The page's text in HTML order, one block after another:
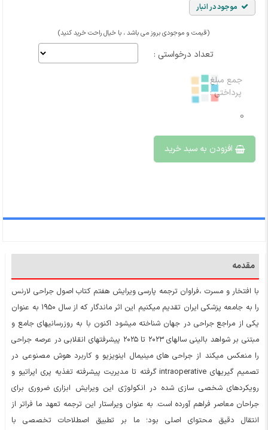
موجود در انبار
(قیمت و موجودی بروز می باشد ، با خیال راحت خرید کنید)
تعداد درخواستی :
جمع مبلغ
پرداختی :
0
افزودن به سبد خرید
مقدمه
با افتخار و مسرت ،فراوان ترجمه پارسی ویرایش هفتم کتاب اصول جراحی لارنس
را به جامعه پزشکی ایران تقدیم میکنیم این اثر ماندگار که از سال ۱۹۵۰ به عنوان
یکی از مراجع جراحی در جهان شناخته میشود اکنون با به روزرسانیهای جامع و
مبتنی بر شواهد بالینی سالهای ۲۰۲۳ تا ۲۰۲۵ پیشرفتهای انقلابی در عرصه جراحی
را منعکس میکند از جراحی های مینیمال اینویزیو و کاربرد هوش مصنوعی در
تصمیم گیریهای intraoperative گرفته تا مدیریت پیشرفته تغذیه پری اپراتیو و
رویکردهای شخصی سازی شده در انکولوژی این ویرایش ابزاری ضروری برای
جراحان معاصر فراهم آورده است. به عنوان ویراستار این ترجمه تعهد ما فراتر از
انتقال دقیق محتوای اصلی بود؛ ما بر تطبیق اصطلاحات تخصصی با